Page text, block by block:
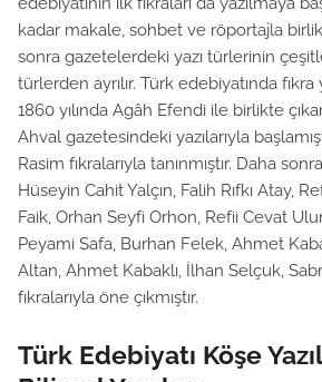
kadar makale, sohbet ve röportajla
sonra gazetelerdeki yazı türlerinin
türlerden ayrılır. Türk edebiyatında fıkra
1860 yılında Agâh Efendi ile birlikte
Ahval gazetesindeki yazılarıyla
Rasim fıkralarıyla tanınmıştır. Daha
Hüseyin Cahit Yalçın, Falih Rıfkı Atay,
Faik, Orhan Seyfi Orhon, Refii Cevat
Peyami Safa, Burhan Felek, Ahmet
Altan, Ahmet Kabaklı, İlhan Selçuk,
fıkralarıyla öne çıkmıştır.
Türk Edebiyatı Köşe